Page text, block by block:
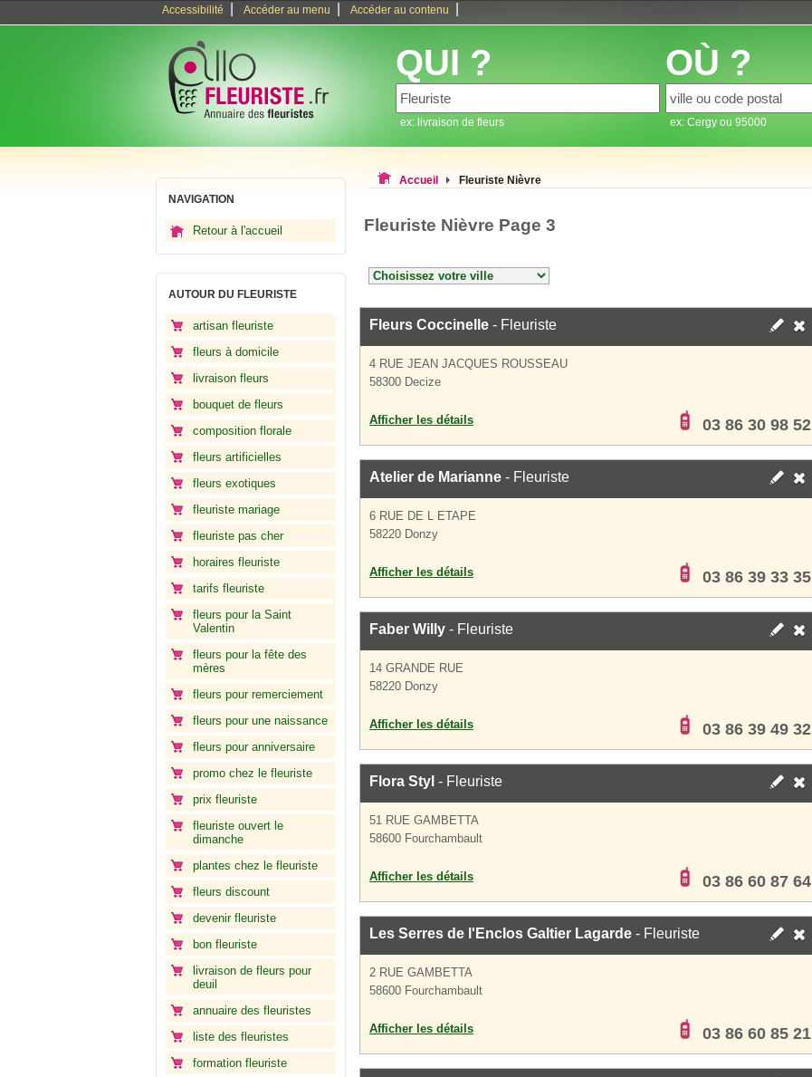
Accessibilité Accéder au menu Accéder au contenu
QUI ?
ex: livraison de fleurs
OÙ ?
ex: Cergy ou 95000
NAVIGATION
Retour à l'accueil
AUTOUR DU FLEURISTE
artisan fleuriste
fleurs à domicile
livraison fleurs
bouquet de fleurs
composition florale
fleurs artificielles
fleurs exotiques
fleuriste mariage
fleuriste pas cher
horaires fleuriste
tarifs fleuriste
fleurs pour la Saint
Valentin
fleurs pour la fête des
mères
fleurs pour remerciement
fleurs pour une naissance
fleurs pour anniversaire
promo chez le fleuriste
prix fleuriste
fleuriste ouvert le
dimanche
plantes chez le fleuriste
fleurs discount
devenir fleuriste
bon fleuriste
livraison de fleurs pour
deuil
annuaire des fleuristes
liste des fleuristes
formation fleuriste
Accueil Fleuriste Nièvre
Fleuriste Nièvre Page 3
Fleurs Coccinelle - Fleuriste
4 RUE JEAN JACQUES ROUSSEAU
58300 Decize
Afficher les détails 03 86 30 98 52
Atelier de Marianne - Fleuriste
6 RUE DE L ETAPE
58220 Donzy
Afficher les détails 03 86 39 33 35
Faber Willy - Fleuriste
14 GRANDE RUE
58220 Donzy
Afficher les détails 03 86 39 49 32
Flora Styl - Fleuriste
51 RUE GAMBETTA
58600 Fourchambault
Afficher les détails 03 86 60 87 64
Les Serres de l'Enclos Galtier Lagarde - Fleuriste
2 RUE GAMBETTA
58600 Fourchambault
Afficher les détails 03 86 60 85 21